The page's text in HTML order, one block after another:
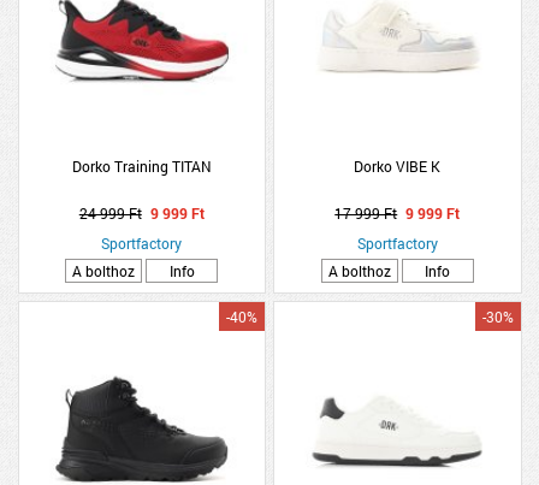
Dorko Training TITAN
24 999 Ft 9 999 Ft
Sportfactory
A bolthoz
Info
Dorko VIBE K
17 999 Ft 9 999 Ft
Sportfactory
A bolthoz
Info
-40% -30%